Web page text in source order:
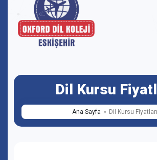
Dil Kursu
Ana Sayfa Dil Kursu Fiyatları